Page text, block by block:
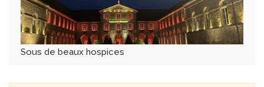
Sous de beaux hospices